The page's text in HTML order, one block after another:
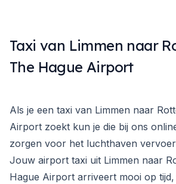
Taxi van Limmen naar
The Hague Airport
Als je een taxi van Limmen naar
Airport zoekt kun je die bij ons
zorgen voor het luchthaven
Jouw airport taxi uit Limmen naar
Hague Airport arriveert mooi op